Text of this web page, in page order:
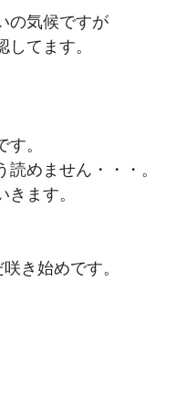
の気候ですが
てます。
。
めません・・・。
ます。
咲き始めです。